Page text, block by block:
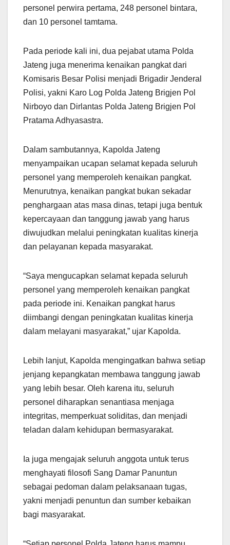
personel perwira pertama, 248 personel bintara,
dan 10 personel tamtama.
Pada periode kali ini, dua pejabat utama Polda
Jateng juga menerima kenaikan pangkat dari
Komisaris Besar Polisi menjadi Brigadir Jenderal
Polisi, yakni Karo Log Polda Jateng Brigjen Pol
Nirboyo dan Dirlantas Polda Jateng Brigjen Pol
Pratama Adhyasastra.
Dalam sambutannya, Kapolda Jateng
menyampaikan ucapan selamat kepada seluruh
personel yang memperoleh kenaikan pangkat.
Menurutnya, kenaikan pangkat bukan sekadar
penghargaan atas masa dinas, tetapi juga bentuk
kepercayaan dan tanggung jawab yang harus
diwujudkan melalui peningkatan kualitas kinerja
dan pelayanan kepada masyarakat.
“Saya mengucapkan selamat kepada seluruh
personel yang memperoleh kenaikan pangkat
pada periode ini. Kenaikan pangkat harus
diimbangi dengan peningkatan kualitas kinerja
dalam melayani masyarakat,” ujar Kapolda.
Lebih lanjut, Kapolda mengingatkan bahwa setiap
jenjang kepangkatan membawa tanggung jawab
yang lebih besar. Oleh karena itu, seluruh
personel diharapkan senantiasa menjaga
integritas, memperkuat soliditas, dan menjadi
teladan dalam kehidupan bermasyarakat.
Ia juga mengajak seluruh anggota untuk terus
menghayati filosofi Sang Damar Panuntun
sebagai pedoman dalam pelaksanaan tugas,
yakni menjadi penuntun dan sumber kebaikan
bagi masyarakat.